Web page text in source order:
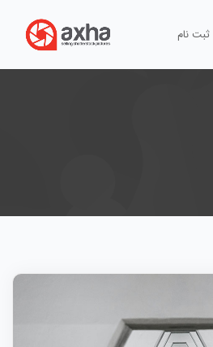
ثبت نام